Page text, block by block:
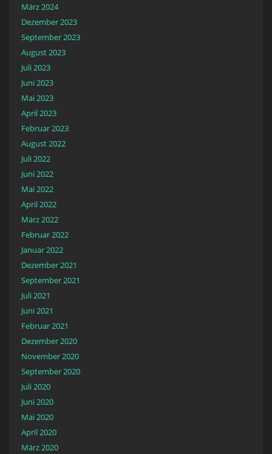
März 2024
Dezember 2023
September 2023
August 2023
Juli 2023
Juni 2023
Mai 2023
April 2023
Februar 2023
August 2022
Juli 2022
Juni 2022
Mai 2022
April 2022
März 2022
Februar 2022
Januar 2022
Dezember 2021
September 2021
Juli 2021
Juni 2021
Februar 2021
Dezember 2020
November 2020
September 2020
Juli 2020
Juni 2020
Mai 2020
April 2020
März 2020